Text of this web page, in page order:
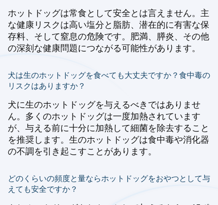
ホットドッグは常食として安全とは言えません。主
な健康リスクは高い塩分と脂肪、潜在的に有害な保
存料、そして窒息の危険です。肥満、膵炎、その他
の深刻な健康問題につながる可能性があります。
犬は生のホットドッグを食べても大丈夫ですか？食中毒の
リスクはありますか？
犬に生のホットドッグを与えるべきではありませ
ん。多くのホットドッグは一度加熱されています
が、与える前に十分に加熱して細菌を除去すること
を推奨します。生のホットドッグは食中毒や消化器
の不調を引き起こすことがあります。
どのくらいの頻度と量ならホットドッグをおやつとして与
えても安全ですか？